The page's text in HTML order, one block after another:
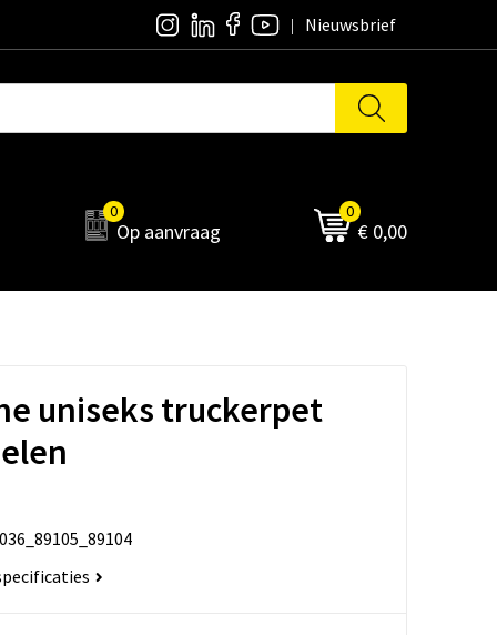
Nieuwsbrief
0
Op aanvraag
0
€ 0,00
uniseks truckerpet